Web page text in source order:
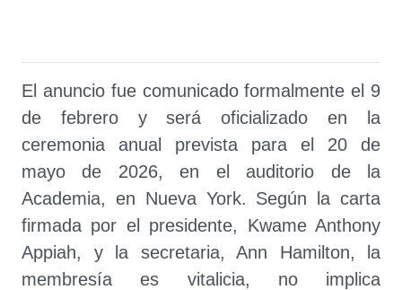
El anuncio fue comunicado formalmente el 9
de febrero y será oficializado en la
ceremonia anual prevista para el 20 de
mayo de 2026, en el auditorio de la
Academia, en Nueva York. Según la carta
firmada por el presidente, Kwame Anthony
Appiah, y la secretaria, Ann Hamilton, la
membresía es vitalicia, no implica